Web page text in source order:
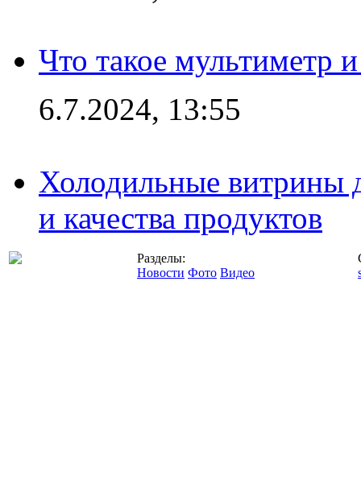
Что такое мультиметр
6.7.2024, 13:55
Холодильные витрины
и качества продуктов
Разделы:
Новости Фото Видео